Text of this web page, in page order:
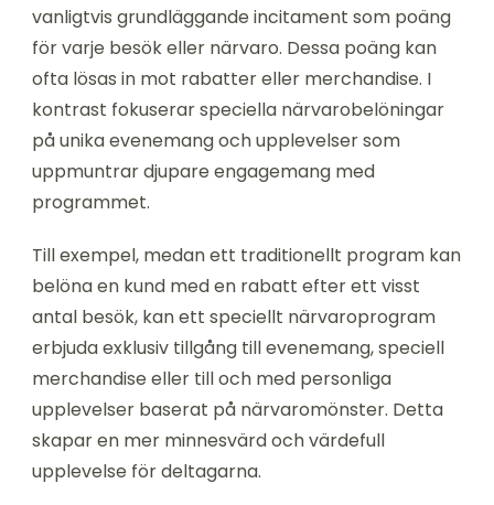
vanligtvis grundläggande incitament som poäng
för varje besök eller närvaro. Dessa poäng kan
ofta lösas in mot rabatter eller merchandise. I
kontrast fokuserar speciella närvarobelöningar
på unika evenemang och upplevelser som
uppmuntrar djupare engagemang med
programmet.
Till exempel, medan ett traditionellt program kan
belöna en kund med en rabatt efter ett visst
antal besök, kan ett speciellt närvaroprogram
erbjuda exklusiv tillgång till evenemang, speciell
merchandise eller till och med personliga
upplevelser baserat på närvaromönster. Detta
skapar en mer minnesvärd och värdefull
upplevelse för deltagarna.